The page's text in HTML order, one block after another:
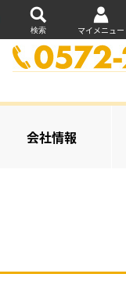
検索 マイメニュー
会社情報